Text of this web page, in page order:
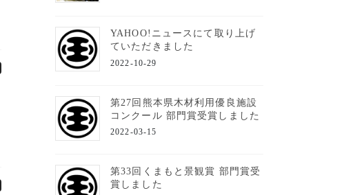
YAHOO!ニュースにて取り上げ
ていただきました
2022-10-29
第27回熊本県木材利用優良施設
コンクール 部門賞受賞しました
2022-03-15
第33回くまもと景観賞 部門賞受
賞しました